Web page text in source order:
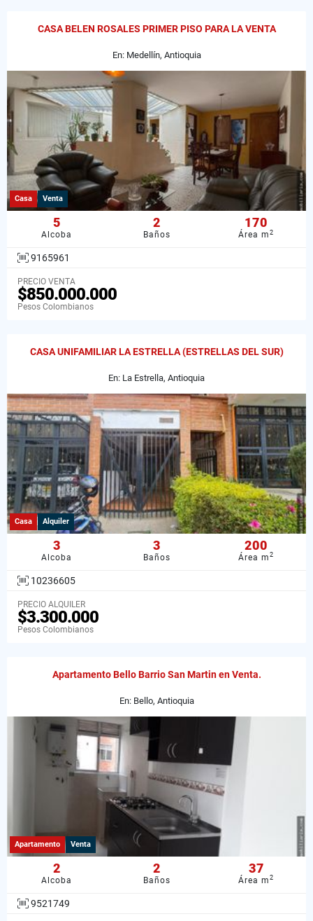
CASA BELEN ROSALES PRIMER PISO PARA LA VENTA
En: Medellín, Antioquia
Casa Venta
5
Alcoba
2
Baños
170
Área m2
9165961
PRECIO VENTA
$850.000.000
Pesos Colombianos
CASA UNIFAMILIAR LA ESTRELLA (ESTRELLAS DEL SUR)
En: La Estrella, Antioquia
Casa Alquiler
3
Alcoba
3
Baños
200
Área m2
10236605
PRECIO ALQUILER
$3.300.000
Pesos Colombianos
Apartamento Bello Barrio San Martin en Venta.
En: Bello, Antioquia
Apartamento Venta
2
Alcoba
2
Baños
37
Área m2
9521749